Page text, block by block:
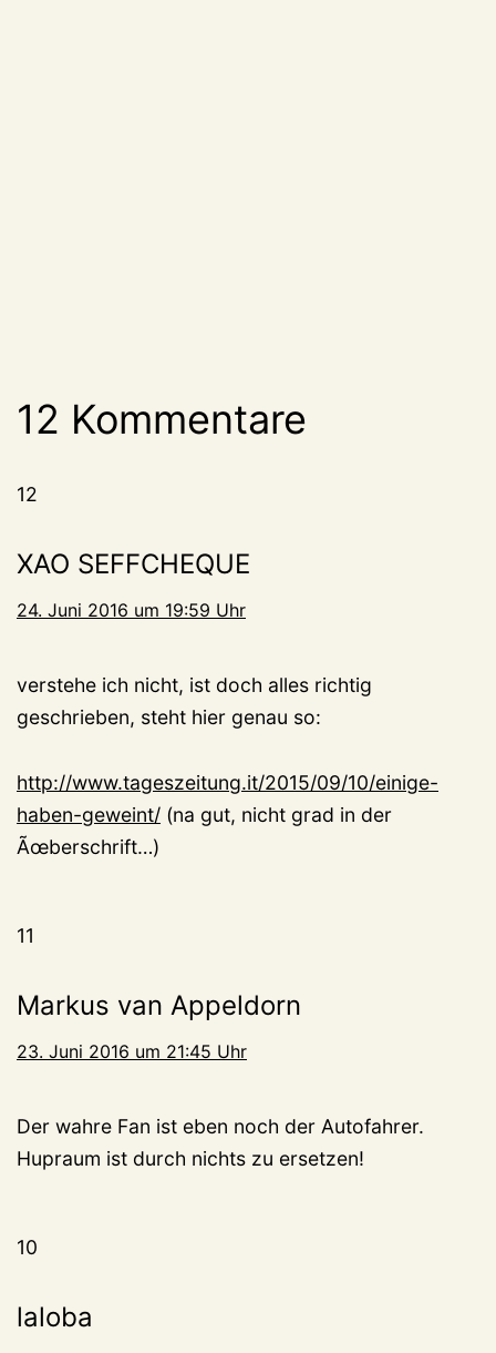
12 Kommentare
12
XAO SEFFCHEQUE
24. Juni 2016 um 19:59 Uhr
verstehe ich nicht, ist doch alles richtig
geschrieben, steht hier genau so:
http://www.tageszeitung.it/2015/09/10/einige-
haben-geweint/ (na gut, nicht grad in der
Ãœberschrift…)
11
Markus van Appeldorn
23. Juni 2016 um 21:45 Uhr
Der wahre Fan ist eben noch der Autofahrer.
Hupraum ist durch nichts zu ersetzen!
10
laloba